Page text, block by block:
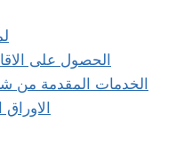
الحصول على
الخدمات المقدمة من